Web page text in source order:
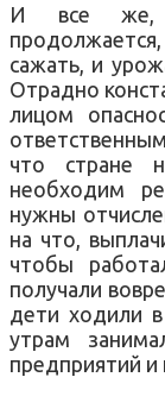
И все же,
сажать, и
Отрадно
лицом
что стране
необходим
нужны
на что,
чтобы
получали
дети ходили
утрам
предприятий и